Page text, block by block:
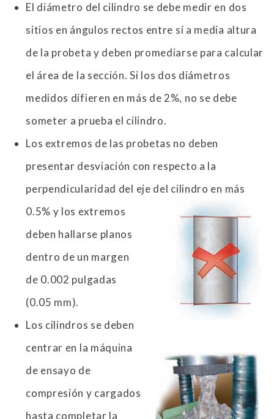
El diámetro del cilindro se debe medir en dos
sitios en ángulos rectos entre sí a media altura
de la probeta y deben promediarse para calcular
el área de la sección. Si los dos diámetros
medidos difieren en más de 2%, no se debe
someter a prueba el cilindro.
Los extremos de las probetas no deben
presentar desviación con respecto a la
perpendicularidad del eje del cilindro en más
0.5% y los extremos
deben hallarse planos
dentro de un margen
de 0.002 pulgadas
(0.05 mm).
Los cilindros se deben
centrar en la máquina
de ensayo de
compresión y cargados
hasta completar la